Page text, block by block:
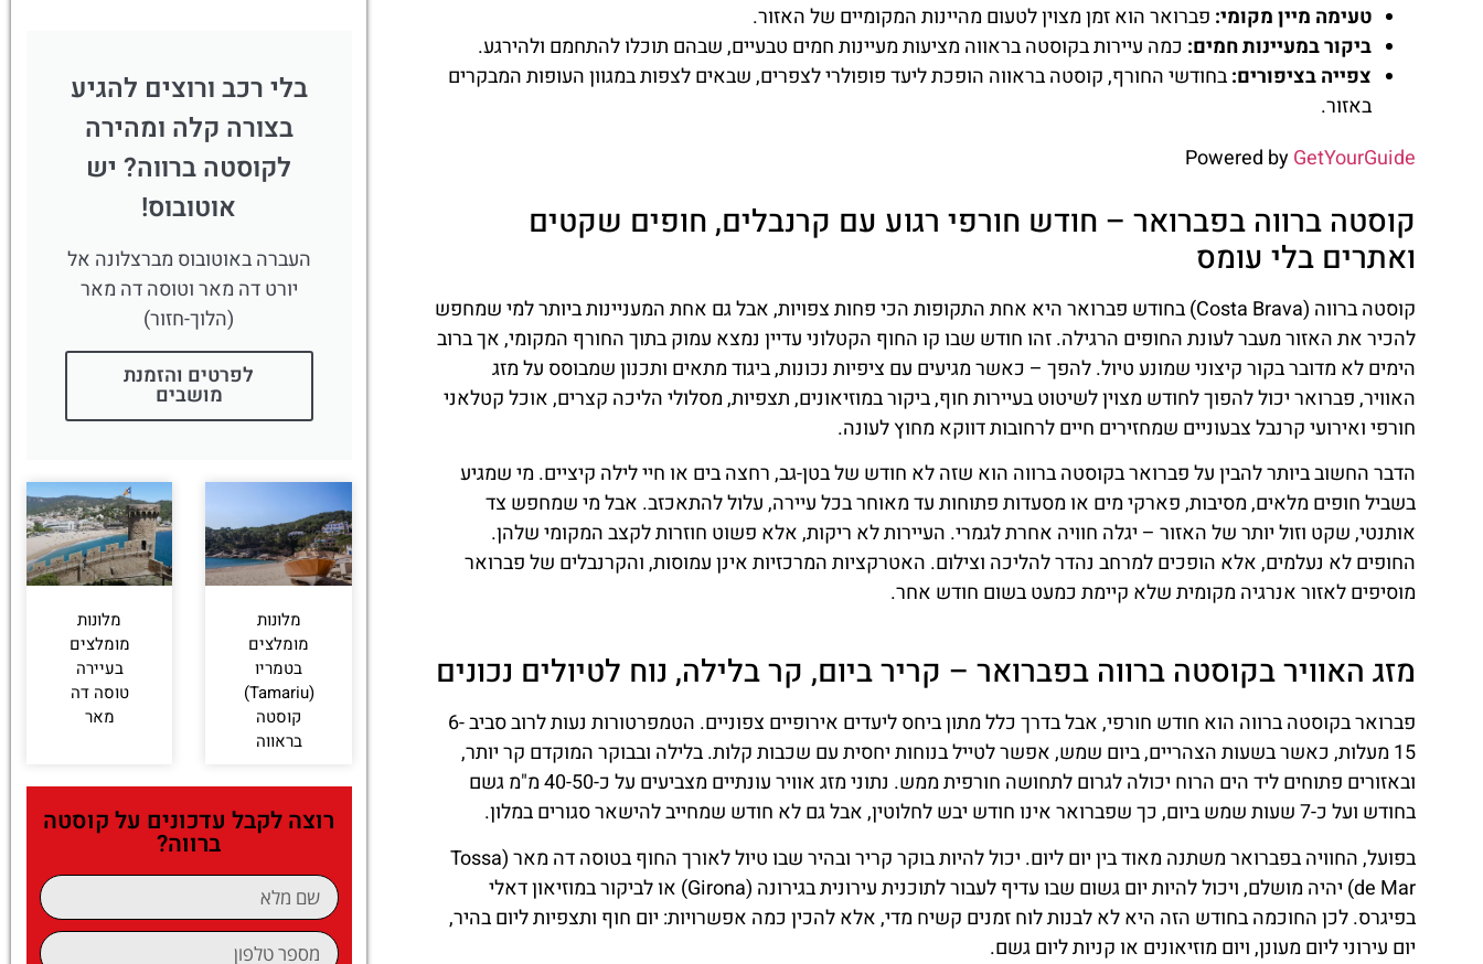
טעימה מיין מקומי: פברואר הוא זמן מצוין לטעום מהיינות המקומיים של האזור.
ביקור במעיינות חמים: כמה עיירות בקוסטה בראווה מציעות מעיינות חמים טבעיים, שבהם תוכלו להתחמם ולהירגע.
צפייה בציפורים:בחודשי החורף, קוסטה בראווה הופכת ליעד פופולרי לצפרים, שבאים לצפות במגוון העופות המבקרים
באזור.
Powered byGetYourGuide
קוסטה ברווה בפברואר – חודש חורפי רגוע עם קרנבלים, חופים שקטים
ואתרים בלי עומס
קוסטה ברווה (Costa Brava) בחודש פברואר היא אחת התקופות הכי פחות צפויות, אבל גם אחת המעניינות ביותר למי שמחפש
להכיר את האזור מעבר לעונת החופים הרגילה. זהו חודש שבו קו החוף הקטלוני עדיין נמצא עמוק בתוך החורף המקומי, אך ברוב
הימים לא מדובר בקור קיצוני שמונע טיול. להפך – כאשר מגיעים עם ציפיות נכונות, ביגוד מתאים ותכנון שמבוסס על מזג
האוויר, פברואר יכול להפוך לחודש מצוין לשיטוט בעיירות חוף, ביקור במוזיאונים, תצפיות, מסלולי הליכה קצרים, אוכל קטלאני
חורפי ואירועי קרנבל צבעוניים שמחזירים חיים לרחובות דווקא מחוץ לעונה.
הדבר החשוב ביותר להבין על פברואר בקוסטה ברווה הוא שזה לא חודש של בטן-גב, רחצה בים או חיי לילה קיציים. מי שמגיע
בשביל חופים מלאים, מסיבות, פארקי מים או מסעדות פתוחות עד מאוחר בכל עיירה, עלול להתאכזב. אבל מי שמחפש צד
אותנטי, שקט וזול יותר של האזור – יגלה חוויה אחרת לגמרי. העיירות לא ריקות, אלא פשוט חוזרות לקצב המקומי שלהן.
החופים לא נעלמים, אלא הופכים למרחב נהדר להליכה וצילום. האטרקציות המרכזיות אינן עמוסות, והקרנבלים של פברואר
מוסיפים לאזור אנרגיה מקומית שלא קיימת כמעט בשום חודש אחר.
מזג האוויר בקוסטה ברווה בפברואר – קריר ביום, קר בלילה, נוח לטיולים נכונים
פברואר בקוסטה ברווה הוא חודש חורפי, אבל בדרך כלל מתון ביחס ליעדים אירופיים צפוניים. הטמפרטורות נעות לרוב סביב 6-
15 מעלות, כאשר בשעות הצהריים, ביום שמש, אפשר לטייל בנוחות יחסית עם שכבות קלות. בלילה ובבוקר המוקדם קר יותר,
ובאזורים פתוחים ליד הים הרוח יכולה לגרום לתחושה חורפית ממש. נתוני מזג אוויר עונתיים מצביעים על כ-40-50 מ"מ גשם
בחודש ועל כ-7 שעות שמש ביום, כך שפברואר אינו חודש יבש לחלוטין, אבל גם לא חודש שמחייב להישאר סגורים במלון.
בפועל, החוויה בפברואר משתנה מאוד בין יום ליום. יכול להיות בוקר קריר ובהיר שבו טיול לאורך החוף בטוסה דה מאר (Tossa
de Mar) יהיה מושלם, ויכול להיות יום גשום שבו עדיף לעבור לתוכנית עירונית בגירונה (Girona) או לביקור במוזיאון דאלי
בפיגרס. לכן החוכמה בחודש הזה היא לא לבנות לוח זמנים קשיח מדי, אלא להכין כמה אפשרויות: יום חוף ותצפיות ליום בהיר,
יום עירוני ליום מעונן, ויום מוזיאונים או קניות ליום גשם.
בלי רכב ורוצים להגיע
בצורה קלה ומהירה
לקוסטה ברווה? יש
אוטובוס!
העברה באוטובוס מברצלונה אל
יורט דה מאר וטוסה דה מאר
(הלוך-חזור)
לפרטים והזמנת
מושבים
מלונות
מומלצים
בטמריו
(Tamariu)
קוסטה
בראווה
מלונות
מומלצים
בעיירה
טוסה דה
מאר
רוצה לקבל עדכונים על קוסטה
ברווה?